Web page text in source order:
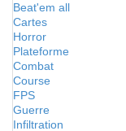
Beat'em all
Cartes
Horror
Plateforme
Combat
Course
FPS
Guerre
Infiltration